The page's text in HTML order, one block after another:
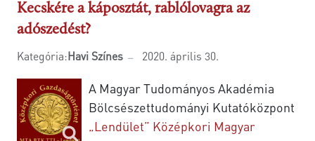
Kecskére a káposztát, rablólovagra az
adószedést?
Kategória:Havi Színes 2020. április 30.
A Magyar Tudományos Akadémia
Bölcsészettudományi Kutatóközpont
„Lendület” Középkori Magyar